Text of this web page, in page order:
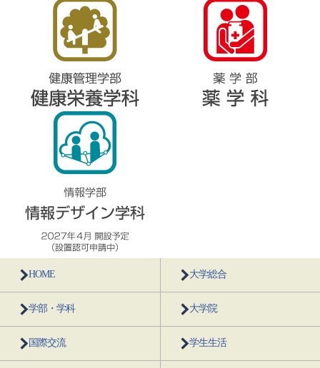
HOME 大学総合
学部・学科 大学院
国際交流 学生生活